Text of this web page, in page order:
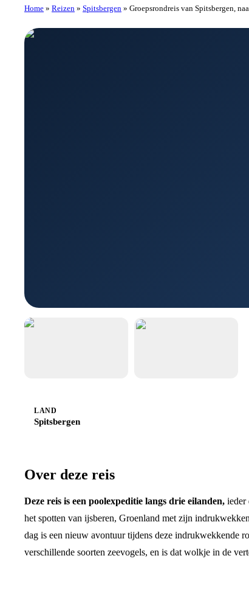
Home » Reizen » Spitsbergen » Groepsrondreis van Spitsbergen,
LAND
Spitsbergen
Over deze reis
Deze reis is een poolexpeditie langs drie eilanden, ieder
het spotten van ijsberen, Groenland met zijn
dag is een nieuw avontuur tijdens deze indrukwekkende
verschillende soorten zeevogels, en is dat wolkje in de